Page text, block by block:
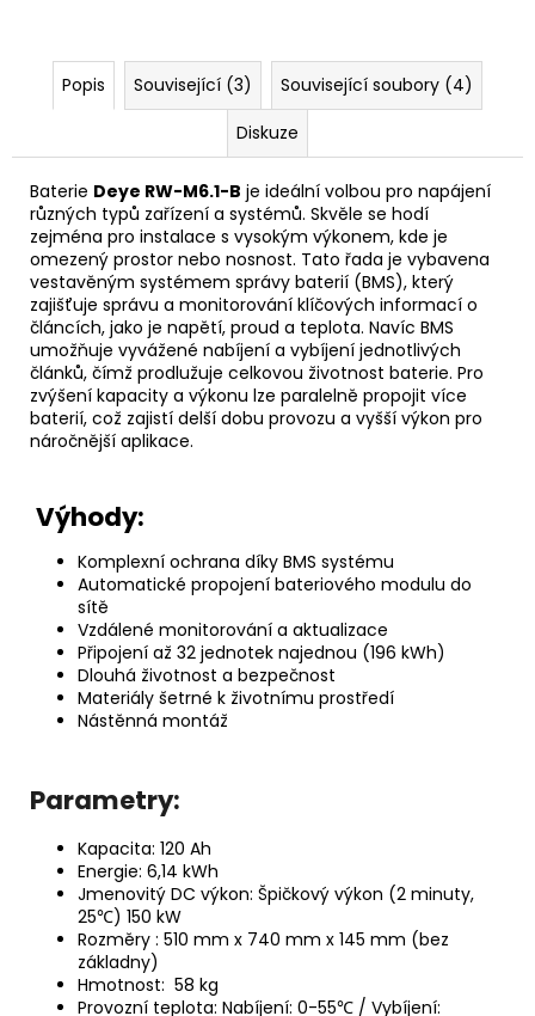
Popis Související (3)
Související soubory (4)
Diskuze
Baterie Deye RW-M6.1-B je ideální volbou pro napájení
různých typů zařízení a systémů. Skvěle se hodí
zejména pro instalace s vysokým výkonem, kde je
omezený prostor nebo nosnost. Tato řada je vybavena
vestavěným systémem správy baterií (BMS), který
zajišťuje správu a monitorování klíčových informací o
článcích, jako je napětí, proud a teplota. Navíc BMS
umožňuje vyvážené nabíjení a vybíjení jednotlivých
článků, čímž prodlužuje celkovou životnost baterie. Pro
zvýšení kapacity a výkonu lze paralelně propojit více
baterií, což zajistí delší dobu provozu a vyšší výkon pro
náročnější aplikace.
Výhody:
Komplexní ochrana díky BMS systému
Automatické propojení bateriového modulu do
sítě
Vzdálené monitorování a aktualizace
Připojení až 32 jednotek najednou (196 kWh)
Dlouhá životnost a bezpečnost
Materiály šetrné k životnímu prostředí
Nástěnná montáž
Parametry:
Kapacita: 120 Ah
Energie: 6,14 kWh
Jmenovitý DC výkon: Špičkový výkon (2 minuty,
25℃) 150 kW
Rozměry : 510 mm x 740 mm x 145 mm (bez
základny)
Hmotnost: 58 kg
Provozní teplota: Nabíjení: 0-55℃ / Vybíjení: